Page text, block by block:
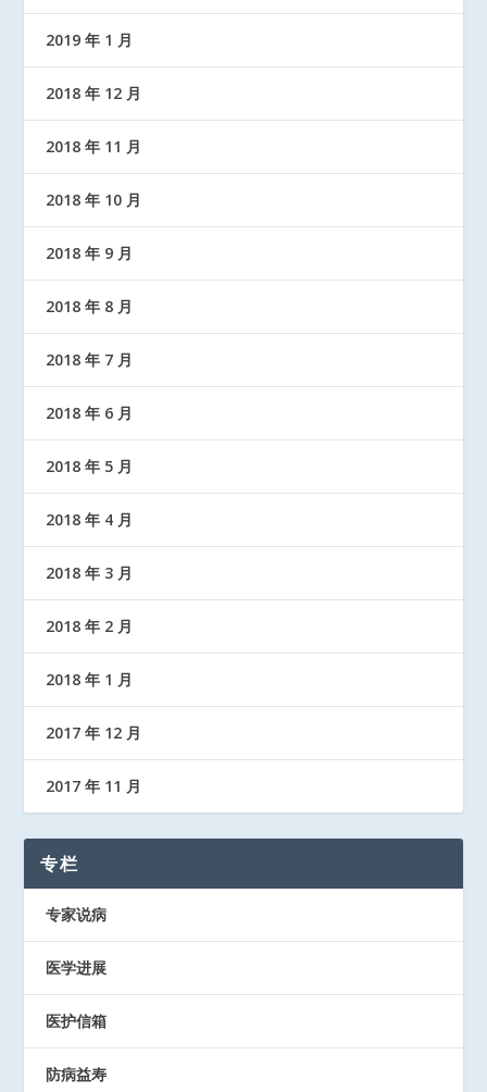
2019 年 1 月
2018 年 12 月
2018 年 11 月
2018 年 10 月
2018 年 9 月
2018 年 8 月
2018 年 7 月
2018 年 6 月
2018 年 5 月
2018 年 4 月
2018 年 3 月
2018 年 2 月
2018 年 1 月
2017 年 12 月
2017 年 11 月
专栏
专家说病
医学进展
医护信箱
防病益寿